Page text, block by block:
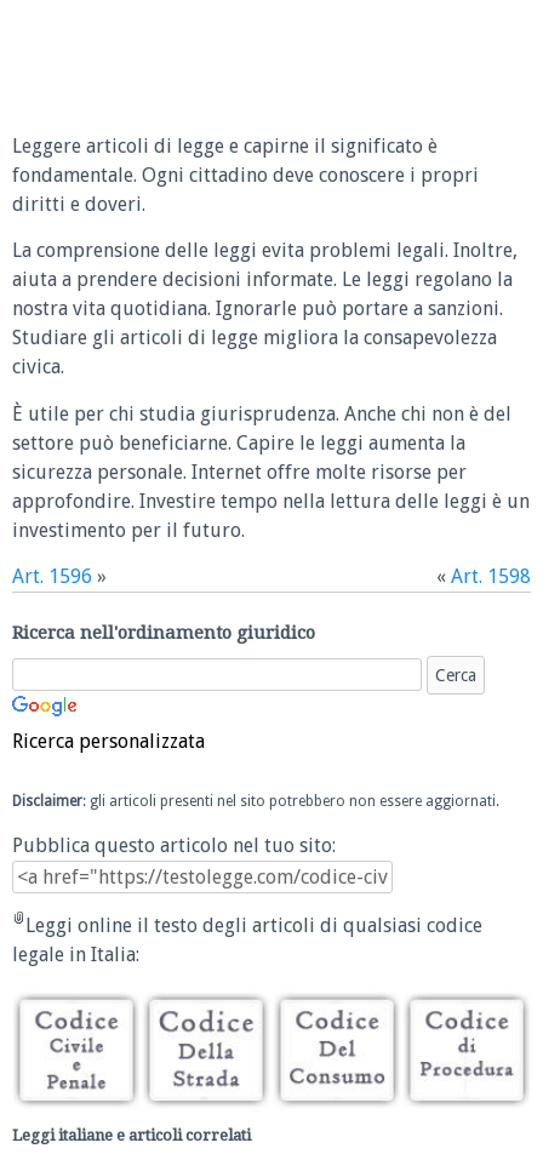
Leggere articoli di legge e capirne il significato è
fondamentale. Ogni cittadino deve conoscere i propri
diritti e doveri.
La comprensione delle leggi evita problemi legali. Inoltre,
aiuta a prendere decisioni informate. Le leggi regolano la
nostra vita quotidiana. Ignorarle può portare a sanzioni.
Studiare gli articoli di legge migliora la consapevolezza
civica.
È utile per chi studia giurisprudenza. Anche chi non è del
settore può beneficiarne. Capire le leggi aumenta la
sicurezza personale. Internet offre molte risorse per
approfondire. Investire tempo nella lettura delle leggi è un
investimento per il futuro.
Art. 1596 » « Art. 1598
Ricerca nell'ordinamento giuridico
Ricerca personalizzata
Disclaimer: gli articoli presenti nel sito potrebbero non essere aggiornati.
Pubblica questo articolo nel tuo sito:
Leggi online il testo degli articoli di qualsiasi codice
legale in Italia:
Leggi italiane e articoli correlati